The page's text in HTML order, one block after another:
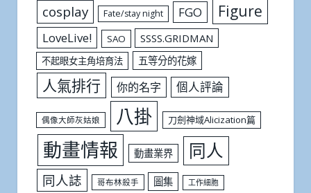
cosplay Fate/stay night FGO Figure
LoveLive! SAO SSSS.GRIDMAN
不起眼女主角培育法 五等分的花嫁
人氣排行 你的名字 個人評論
偶像大師灰姑娘 八掛 刀劍神域Alicization篇
動畫情報 動畫業界 同人
同人誌 哥布林殺手 圖集 工作細胞